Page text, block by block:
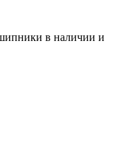
в наличии и